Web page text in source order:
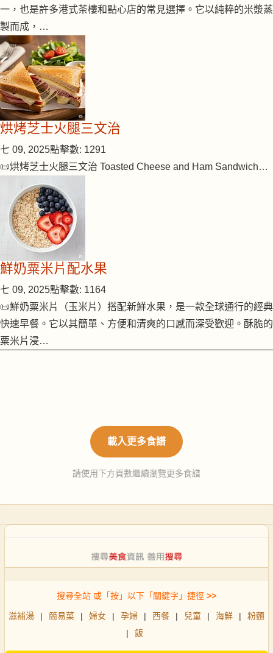
一，也是許多港式茶樓和點心店的常見選擇。它以純粹的米漿蒸
製而成，…
烘烤芝士火腿三文治
七 09, 2025點擊數: 1291
📜烘烤芝士火腿三文治 Toasted Cheese and Ham Sandwich…
鮮奶粟米片配水果
七 09, 2025點擊數: 1164
📜鮮奶粟米片（玉米片）搭配新鮮水果，是一款全球通行的經典
快速早餐。它以其簡單、方便和清爽的口感而深受歡迎。酥脆的
粟米片浸…
載入更多食譜
請使用下方頁數繼續瀏覽更多食譜
搜尋全站 或「按」以下「關鍵字」捷徑 >>
滋補湯 | 簡易菜 | 婦女 | 孕婦 | 西餐 | 兒童 | 海鮮 |
粉麵
|
飯